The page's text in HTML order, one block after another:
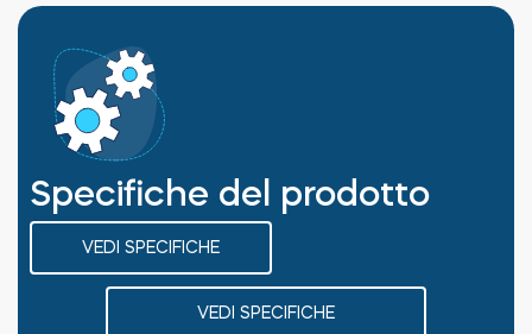
Specifiche del prodotto
VEDI SPECIFICHE
VEDI SPECIFICHE